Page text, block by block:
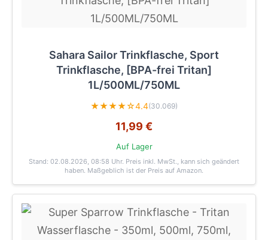
Sahara Sailor Trinkflasche, Sport
Trinkflasche, [BPA-frei Tritan]
1L/500ML/750ML
★★★★☆4.4(30.069)
11,99 €
Auf Lager
Stand: 02.08.2026, 08:58 Uhr. Preis inkl. MwSt., kann sich geändert
haben. Maßgeblich ist der Preis auf Amazon.